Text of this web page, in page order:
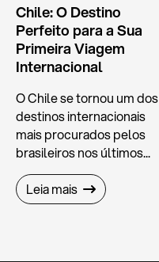
Chile: O Destino
Perfeito para a Sua
Primeira Viagem
Internacional
O Chile se tornou um dos
destinos internacionais
mais procurados pelos
brasileiros nos últimos...
Leia mais